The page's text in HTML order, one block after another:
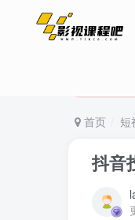
特惠终
首页 短
抖音